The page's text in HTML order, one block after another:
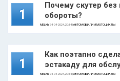
1
Почему скутер без
обороты?
MELKIY24-04-2024, 20:14 |АВТОМОБИЛИ И МОТОЦИКЛЫ
1
Как поэтапно
эстакаду для
MELKIY24-04-2024, 20:14 |АВТОМОБИЛИ И МОТОЦИКЛЫ